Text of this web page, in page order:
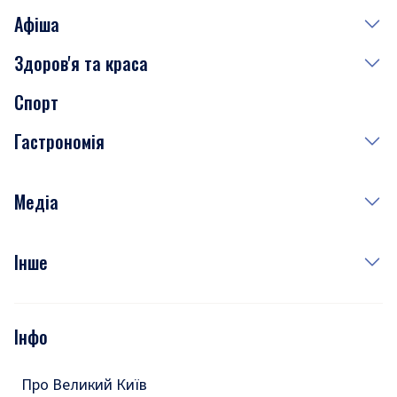
Афіша
Сьогодні
Завтра
Субота
Здоров'я та краса
Медицина
Краса
Спорт
Гастрономія
Рецепти
Медіа
Фото
Подкасти
Інше
Тести
Інфо
Про Великий Київ